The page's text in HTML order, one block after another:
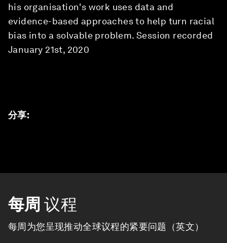
his organisation's work uses data and
evidence-based approaches to help turn racial
bias into a solvable problem. Session recorded
January 21st, 2020
分享:
每周 议程
每周为您呈现推动全球议程的紧要问题（英文）